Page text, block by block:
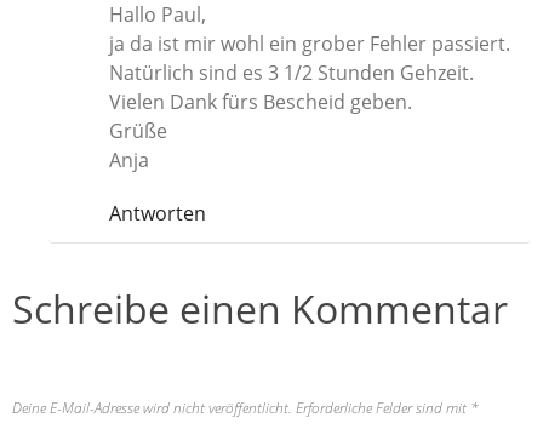
Hallo Paul,
ja da ist mir wohl ein grober Fehler passiert.
Natürlich sind es 3 1/2 Stunden Gehzeit.
Vielen Dank fürs Bescheid geben.
Grüße
Anja
Antworten
Schreibe einen Kommentar
Deine E-Mail-Adresse wird nicht veröffentlicht. Erforderliche Felder sind mit *